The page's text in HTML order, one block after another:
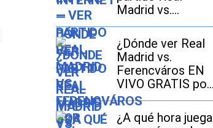
TV y Online
Madrid vs.
Ferencváros por
DGO Online
¿Dónde ver Real
Madrid vs.
Ferencváros EN
VIVO GRATIS por
amistoso de
LaLiga 2026?
Horarios y canales
¿A qué hora juega